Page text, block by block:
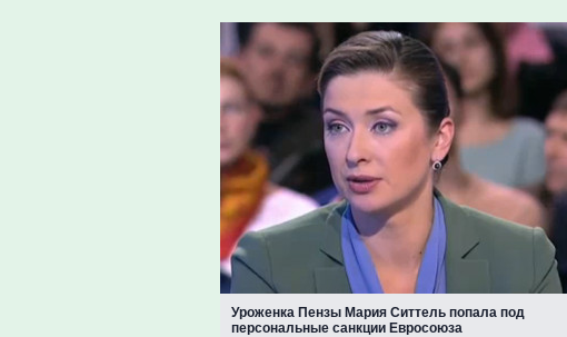
Уроженка Пензы Мария Ситтель попала под
персональные санкции Евросоюза